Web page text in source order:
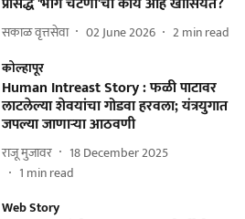
सकाळ वृत्तसेवा 02 June 2026 2min read
कोल्हापूर
Human Intreast Story : फळी पाटावर
लाटलेल्या शेवयांचा गोडवा हरवला; यंत्रयुगात
जपल्या जाणाऱ्या आठवणी
राजू मुजावर
18 December 2025
1 min read
Web Story